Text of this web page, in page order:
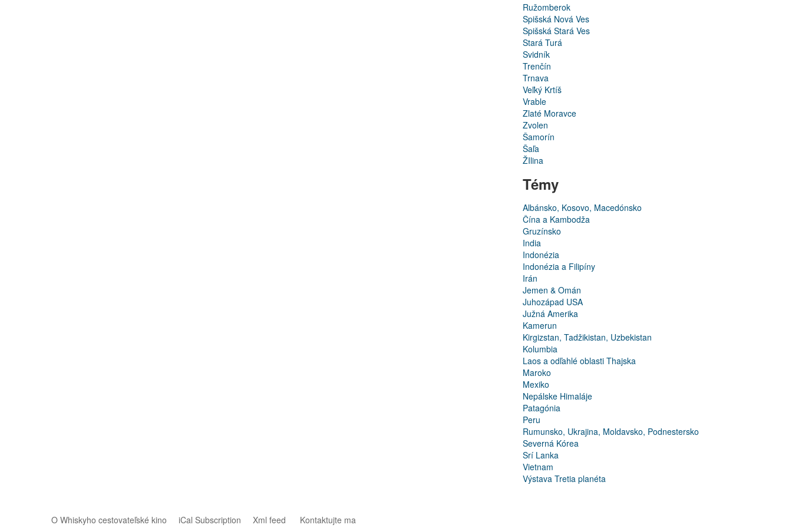
Ružomberok
Spišská Nová Ves
Spišská Stará Ves
Stará Turá
Svidník
Trenčín
Trnava
Veľký Krtíš
Vrable
Zlaté Moravce
Zvolen
Šamorín
Šaľa
ŽIlina
Témy
Albánsko, Kosovo, Macedónsko
Čína a Kambodža
Gruzínsko
India
Indonézia
Indonézia a Filipíny
Irán
Jemen & Omán
Juhozápad USA
Južná Amerika
Kamerun
Kirgizstan, Tadžikistan, Uzbekistan
Kolumbia
Laos a odľahlé oblasti Thajska
Maroko
Mexiko
Nepálske Himaláje
Patagónia
Peru
Rumunsko, Ukrajina, Moldavsko, Podnestersko
Severná Kórea
Srí Lanka
Vietnam
Výstava Tretia planéta
O Whiskyho cestovateľské kino iCal Subscription Xml feed Kontaktujte ma